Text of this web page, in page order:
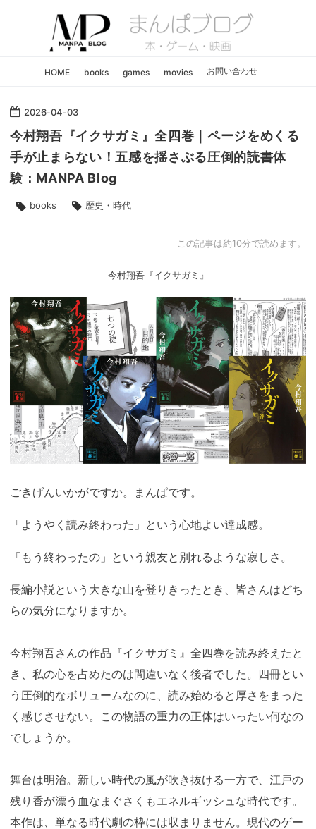
HOME books games movies お問い合わせ
2026-04-03
今村翔吾『イクサガミ』全四巻｜ページをめくる
手が止まらない！五感を揺さぶる圧倒的読書体
験：MANPA Blog
books 歴史・時代
この記事は約10分で読めます。
今村翔吾『イクサガミ』
ごきげんいかがですか。まんぱです。
「ようやく読み終わった」という心地よい達成感。
「もう終わったの」という親友と別れるような寂しさ。
長編小説という大きな山を登りきったとき、皆さんはどち
らの気分になりますか。
今村翔吾さんの作品『イクサガミ』全四巻を読み終えたと
き、私の心を占めたのは間違いなく後者でした。四冊とい
う圧倒的なボリュームなのに、読み始めると厚さをまった
く感じさせない。この物語の重力の正体はいったい何なの
でしょうか。
舞台は明治。新しい時代の風が吹き抜ける一方で、江戸の
残り香が漂う血なまぐさくもエネルギッシュな時代です。
本作は、単なる時代劇の枠には収まりません。現代のゲー